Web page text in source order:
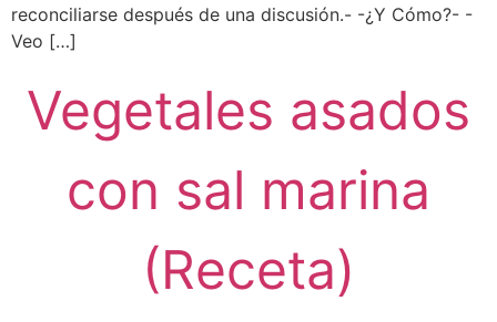
reconciliarse después de una discusión.- -¿Y Cómo?- -
Veo […]
Vegetales asados
con sal marina
(Receta)